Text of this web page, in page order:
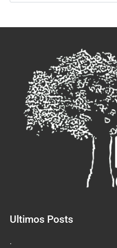
Ultimos Posts
.